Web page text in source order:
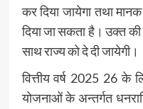
कर दिया जायेगा तथा
दिया जा सकता है। उक्त
साथ राज्य को दे दी जायेगी।
वित्तीय वर्ष 2025 26 के
योजनाओं के अन्तर्गत